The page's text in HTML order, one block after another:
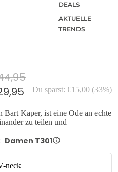
DEALS
AKTUELLE
TRENDS
Du sparst: €15,00 (33%)
Kaper, ist eine Ode an echte
zu teilen und
Damen T301
neck